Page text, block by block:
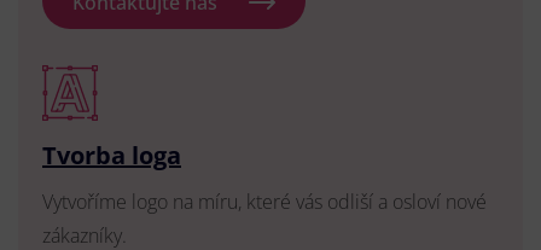
Tvorba loga
Vytvoříme logo na míru, které vás odliší a osloví nové
zákazníky.